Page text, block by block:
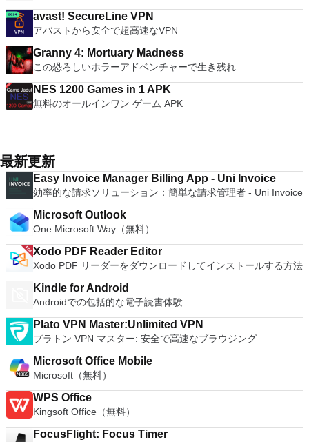
avast! SecureLine VPN
アバストから安全で超高速なVPN
Granny 4: Mortuary Madness
この恐ろしいホラーアドベンチャーで生き残れ
NES 1200 Games in 1 APK
無料のオールインワン ゲーム APK
最新更新
Easy Invoice Manager Billing App - Uni Invoice
効率的な請求ソリューション：簡単な請求管理者 - Uni Invoice
Microsoft Outlook
One Microsoft Way（無料）
Xodo PDF Reader Editor
Xodo PDF リーダーをダウンロードしてインストールする方法
Kindle for Android
Androidでの包括的な電子読書体験
Plato VPN Master:Unlimited VPN
プラトン VPN マスター: 安全で高速なブラウジング
Microsoft Office Mobile
Microsoft（無料）
WPS Office
Kingsoft Office（無料）
FocusFlight: Focus Timer